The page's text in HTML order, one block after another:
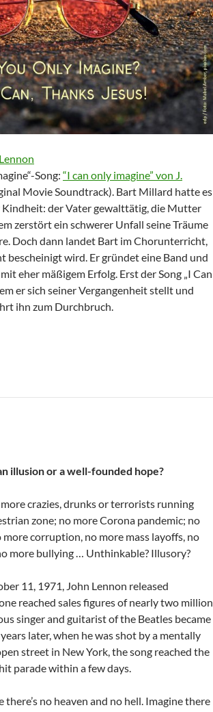
Song: “I can only imagine” von J.
Movie Soundtrack). Bart Millard hatte es
Kindheit: der Vater gewalttätig, die Mutter
zerstört ein schwerer Unfall seine Träume
Doch dann landet Bart im Chorunterricht,
bescheinigt wird. Er gründet eine Band und
eher mäßigem Erfolg. Erst der Song „I Can
er sich seiner Vergangenheit stellt und
ihn zum Durchbruch.
illusion or a well-founded hope?
crazies, drunks or terrorists running
zone; no more Corona pandemic; no
corruption, no more mass layoffs, no
more bullying … Unthinkable? Illusory?
11, 1971, John Lennon released
reached sales figures of nearly two million
singer and guitarist of the Beatles became
later, when he was shot by a mentally
street in New York, the song reached the
parade within a few days.
there’s no heaven and no hell. Imagine there